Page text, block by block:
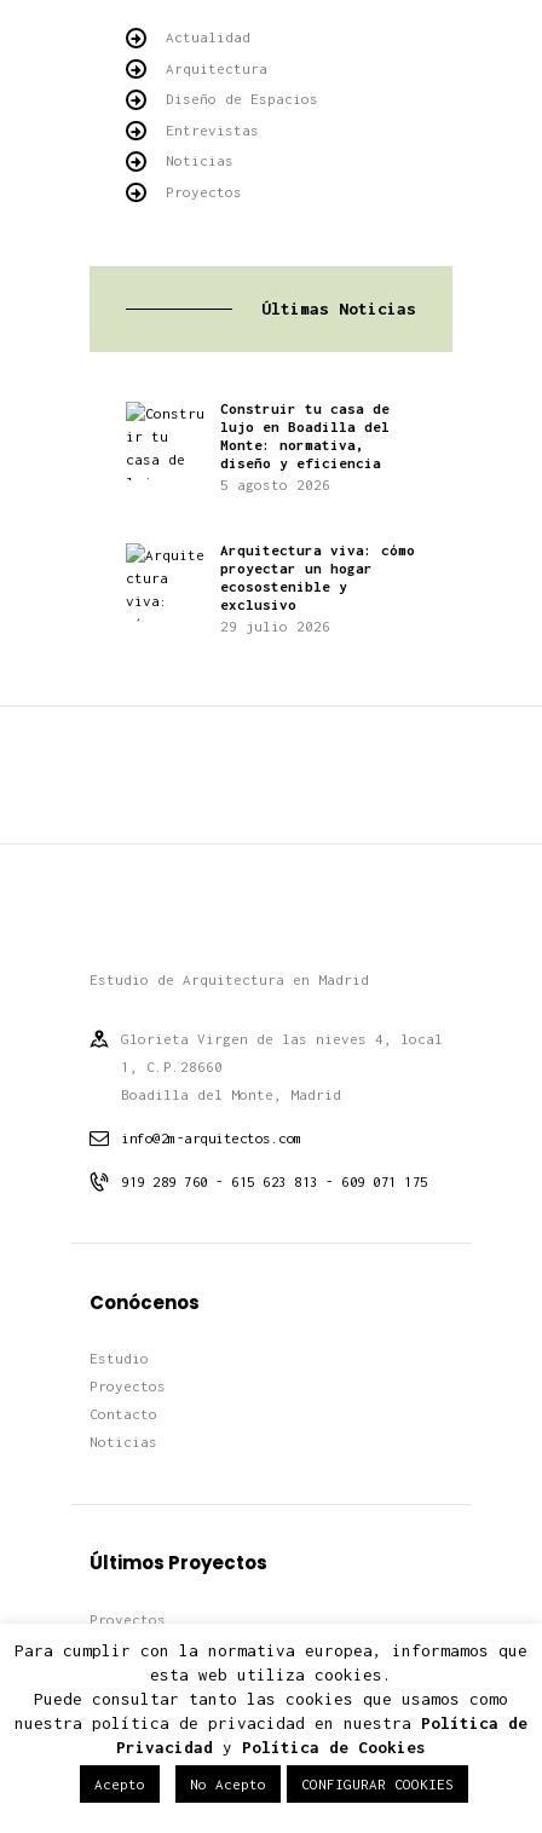
Actualidad
Arquitectura
Diseño de Espacios
Entrevistas
Noticias
Proyectos
Últimas Noticias
Construir tu casa de
lujo en Boadilla del
Monte: normativa,
diseño y eficiencia
5 agosto 2026
Arquitectura viva: cómo
proyectar un hogar
ecosostenible y
exclusivo
29 julio 2026
Estudio de Arquitectura en Madrid
Glorieta Virgen de las nieves 4, local
1, C.P.28660
Boadilla del Monte, Madrid
info@2m-arquitectos.com
919 289 760 - 615 623 813 - 609 071 175
Conócenos
Estudio
Proyectos
Contacto
Noticias
Últimos Proyectos
Proyectos
Viviendas
Edificios
Terciario
Para cumplir con la normativa europea, informamos que
esta web utiliza cookies.
Puede consultar tanto las cookies que usamos como
nuestra política de privacidad en nuestra Política de
Privacidad y Política de Cookies
Acepto No Acepto CONFIGURAR COOKIES